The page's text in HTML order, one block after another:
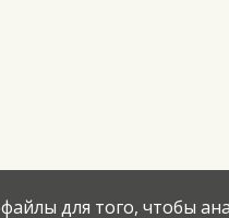
для того, чтобы